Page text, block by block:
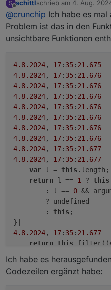
S schittlschrieb am 4. Aug.
zuletzt editiert von
@crunchip Ich habe es mal
Problem ist das in den
unsichtbare Funktionen
4.8.2024, 17: 35: 21.675
4.8.2024, 17: 35: 21.676
4.8.2024, 17: 35: 21.676
4.8.2024, 17: 35: 21.676
4.8.2024, 17: 35: 21.676
4.8.2024, 17: 35: 21.676
4.8.2024, 17: 35: 21.676
4.8.2024, 17: 35: 21.676
4.8.2024, 17: 35: 21.677
4.8.2024, 17: 35: 21.677
var l = this .length;
return l == 1 ? this
        : l ==
0 &&
        ? undefined
        :
this ;
4.8.2024, 17: 35: 21.677
return this
4.8.2024, 17:35:21.677
4.8.2024 , 17:35:21.677
Ich habe es
Codezeilen ergänzt habe: